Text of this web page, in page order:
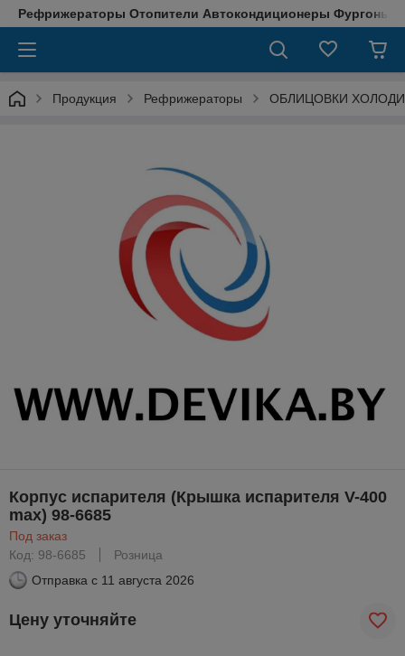
Рефрижераторы Отопители Автокондиционеры Фургоны
Продукция Рефрижераторы ОБЛИЦОВКИ
Корпус испарителя (Крышка испарителя V-400
max) 98-6685
Под заказ
Код: 98-6685
Розница
Отправка с 11 августа 2026
Цену уточняйте